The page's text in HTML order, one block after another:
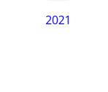
2021